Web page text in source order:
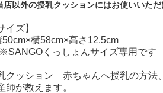
以外の授乳クッションにはお使いいた
イズ】
50cm×横58cm×高さ12.5cm
くっしょんサイズ専用です
クッション 赤ちゃんへ授乳の方法
師が教えます。